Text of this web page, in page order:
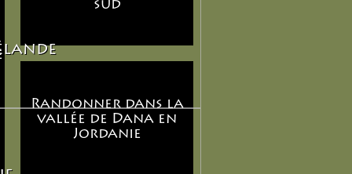
sud
Randonner dans la
vallée de Dana en
Jordanie